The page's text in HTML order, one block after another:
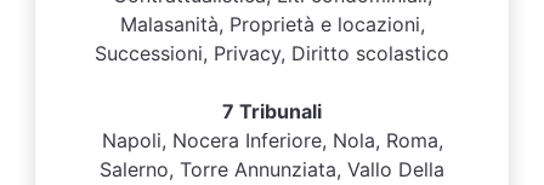
Malasanità, Proprietà e locazioni,
Successioni, Privacy, Diritto scolastico
7 Tribunali
Napoli, Nocera Inferiore, Nola, Roma,
Salerno, Torre Annunziata, Vallo Della